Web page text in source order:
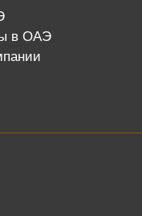
в ОАЭ